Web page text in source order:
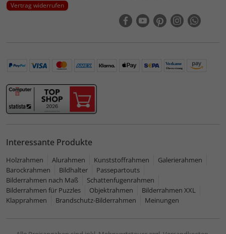
Vertrag widerrufen
Interessante Produkte
Holzrahmen Alurahmen Kunststoffrahmen
Galerierahmen
Barockrahmen
Bildhalter
Passepartouts
Bilderrahmen nach Maß
Schattenfugenrahmen
Bilderrahmen für Puzzles
Objektrahmen
Bilderrahmen XXL
Klapprahmen
Brandschutz-Bilderrahmen Meinungen